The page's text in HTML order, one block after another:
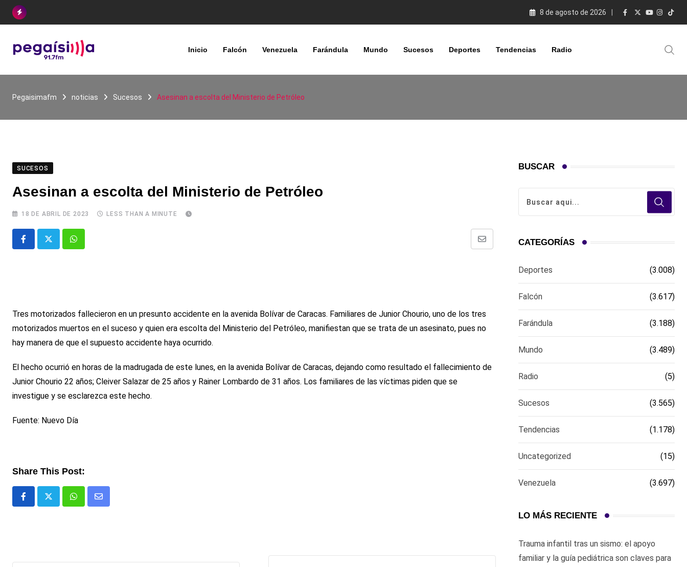
Skip
8 de agosto de 2026
Inicio Falcón Venezuela Farándula Mundo Sucesos Deportes Tendencias Radio
Pegaisimafm noticias Sucesos Asesinan a escolta del Ministerio de Petróleo
SUCESOS
Asesinan a escolta del Ministerio de Petróleo
18 DE ABRIL DE 2023 LESS THAN A MINUTE
Whatsapp
Comparte
Tres motorizados fallecieron en un presunto accidente en la avenida Bolívar de Caracas. Familiares de Junior Chourio, uno de los tres
motorizados muertos en el suceso y quien era escolta del Ministerio del Petróleo, manifiestan que se trata de un asesinato, pues no
hay manera de que el supuesto accidente haya ocurrido.
El hecho ocurrió en horas de la madrugada de este lunes, en la avenida Bolívar de Caracas, dejando como resultado el fallecimiento de
Junior Chourio 22 años; Cleiver Salazar de 25 años y Rainer Lombardo de 31 años. Los familiares de las víctimas piden que se
investigue y se esclarezca este hecho.
Fuente: Nuevo Día
Share This Post:
WhatsappComparte
BUSCAR
CATEGORÍAS
Deportes (3.008)
Falcón (3.617)
Farándula (3.188)
Mundo (3.489)
Radio (5)
Sucesos (3.565)
Tendencias (1.178)
Uncategorized (15)
Venezuela (3.697)
LO MÁS RECIENTE
Trauma infantil tras un sismo: el apoyo
familiar y la guía pediátrica son claves para